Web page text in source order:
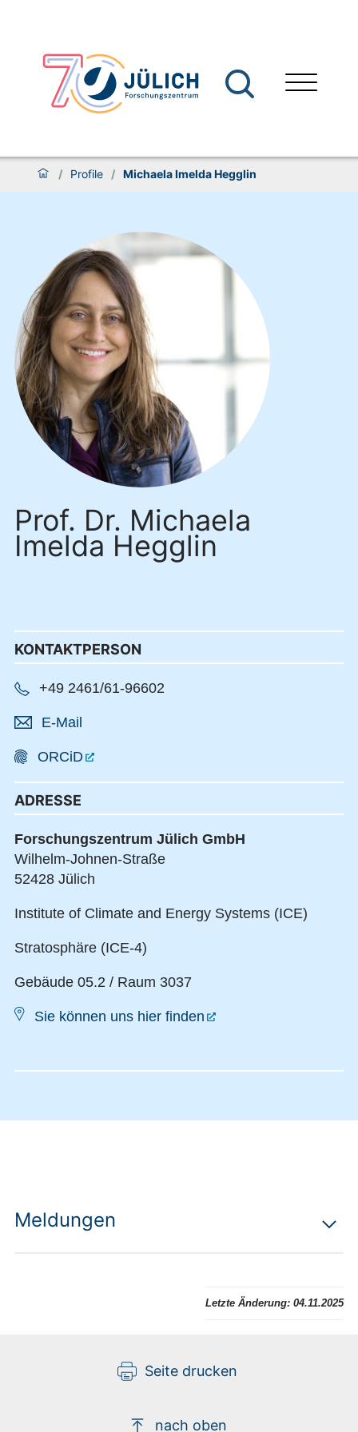
/ Profile / Michaela Imelda Hegglin
Prof. Dr. Michaela
Imelda Hegglin
KONTAKTPERSON
+49 2461/61-96602
E-Mail
ORCiD
ADRESSE
Forschungszentrum Jülich GmbH
Wilhelm-Johnen-Straße
52428 Jülich
Institute of Climate and Energy Systems (ICE)
Stratosphäre (ICE-4)
Gebäude 05.2 / Raum 3037
Sie können uns hier finden
Meldungen
Letzte Änderung: 04.11.2025
Seite drucken
nach oben